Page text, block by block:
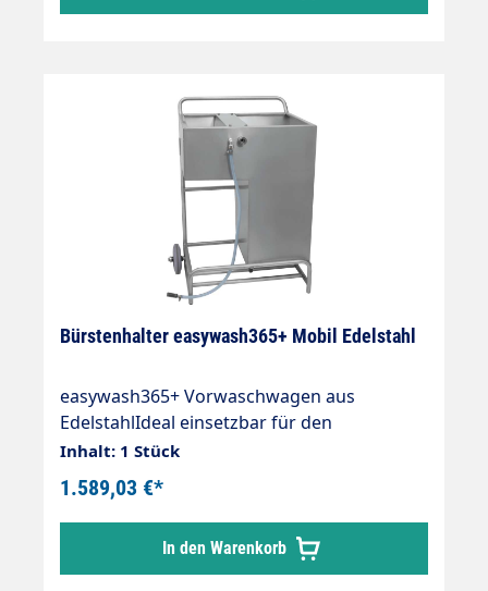
Bürstenhalter easywash365+ Mobil Edelstahl
easywash365+ Vorwaschwagen aus
EdelstahlIdeal einsetzbar für den
Vorwaschbereich in
Waschstraßen.Fahrwagen und Wanne
komplett aus Edelstahl.Anschlussfertiges
System:Wird nur an der Wasserleitung
angeschlossen. Inklusive ST-45
Eingangskupplung (Schlauchtülle mit
Inhalt: 1 Stück
1.589,03 €*
In den Warenkorb